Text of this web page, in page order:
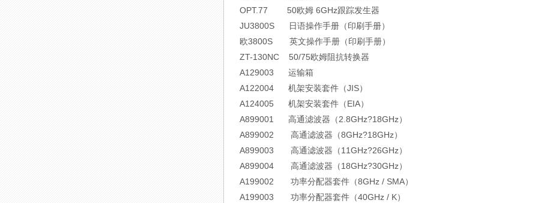
OPT.77 50欧姆 6GHz跟踪发生器
JU3800S 日语操作手册（印刷手册）
欧3800S 英文操作手册（印刷手册）
ZT-130NC 50/75欧姆阻抗转换器
A129003 运输箱
A122004 机架安装套件（JIS）
A124005 机架安装套件（EIA）
A899001 高通滤波器（2.8GHz?18GHz）
A899002 高通滤波器（8GHz?18GHz）
A899003 高通滤波器（11GHz?26GHz）
A899004 高通滤波器（18GHz?30GHz）
A199002 功率分配器套件（8GHz / SMA）
A199003 功率分配器套件（40GHz / K）